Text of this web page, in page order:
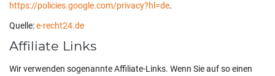
https://policies.google.com/privacy?hl=de.
Quelle:e-recht24.de
Affiliate Links
Wir verwenden sogenannte Affiliate-Links. Wenn Sie auf so einen